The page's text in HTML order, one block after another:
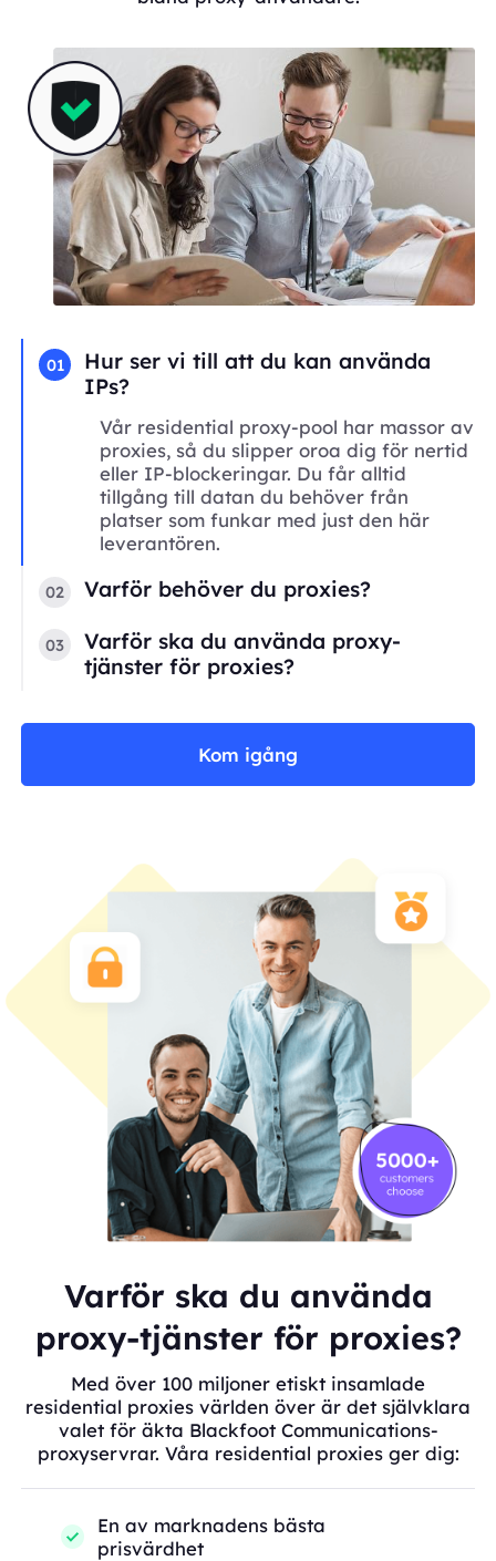
01
Hur ser vi till att du kan använda
IPs?
Vår residential proxy-pool har massor av
proxies, så du slipper oroa dig för nertid
eller IP-blockeringar. Du får alltid
tillgång till datan du behöver från
platser som funkar med just den här
leverantören.
02 Varför behöver du proxies?
03
Varför ska du använda proxy-
tjänster för proxies?
Kom igång
Varför ska du använda
proxy-tjänster för proxies?
Med över 100 miljoner etiskt insamlade
residential proxies världen över är det självklara
valet för äkta Blackfoot Communications-
proxyservrar. Våra residential proxies ger dig:
En av marknadens bästa
prisvärdhet